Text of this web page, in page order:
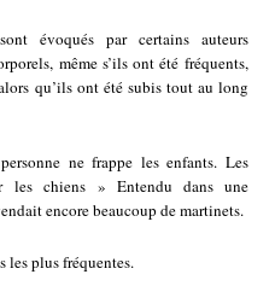
évoqués par certains auteurs
même s’ils ont été fréquents,
qu’ils ont été subis tout au long
ne frappe les enfants. Les
les chiens » Entendu dans une
encore beaucoup de martinets.
les plus fréquentes.